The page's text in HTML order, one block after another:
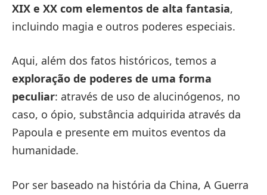
XIX e XX com elementos de alta fantasia,
incluindo magia e outros poderes especiais.
Aqui, além dos fatos históricos, temos a
exploração de poderes de uma forma
peculiar: através de uso de alucinógenos, no
caso, o ópio, substância adquirida através da
Papoula e presente em muitos eventos da
humanidade.
Por ser baseado na história da China, A Guerra